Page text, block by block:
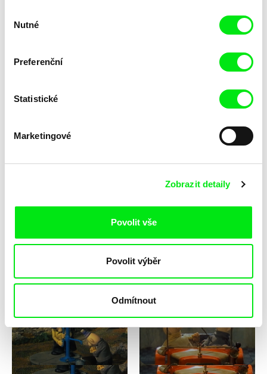
souhlasu
Nutné
Preferenční
Statistické
Marketingové
Zobrazit detaily
Povolit vše
Povolit výběr
Odmítnout
Lubomír Beneš